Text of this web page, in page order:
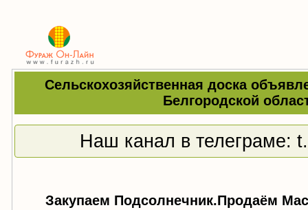
Сельскохозяйственная доска
Белгородской
Наш канал в телеграме:
Закупаем Подсолнечник.Продаём